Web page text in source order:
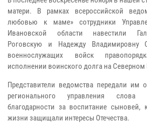
матери. В рамках всероссийской
любовью к маме» сотрудники
Ивановской области навестили
Роговскую и Надежду Владимировну
военнослужащих войск
исполнении воинского долга на Северном
Представители ведомства передали им
регионального управления слова
благодарности за воспитание сыновей,
жизни защищали интересы Отечества.